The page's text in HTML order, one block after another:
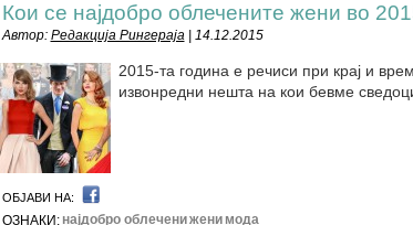
Кои се најдобро облечените жени во
Автор: Редакција Рингераја| 14.12.2015
2015-та година е речиси при крај и
извонредни нешта на кои бевме
ОБЈАВИ НА:
ОЗНАКИ: најдобро облеченижени мода